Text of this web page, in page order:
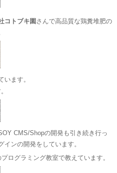
コトブキ園 さんで高品質な鶏糞堆肥の
います。
CMS/Shopの開発も引き続き行っ
ンの開発をしています。
ログラミング教室で教えています。